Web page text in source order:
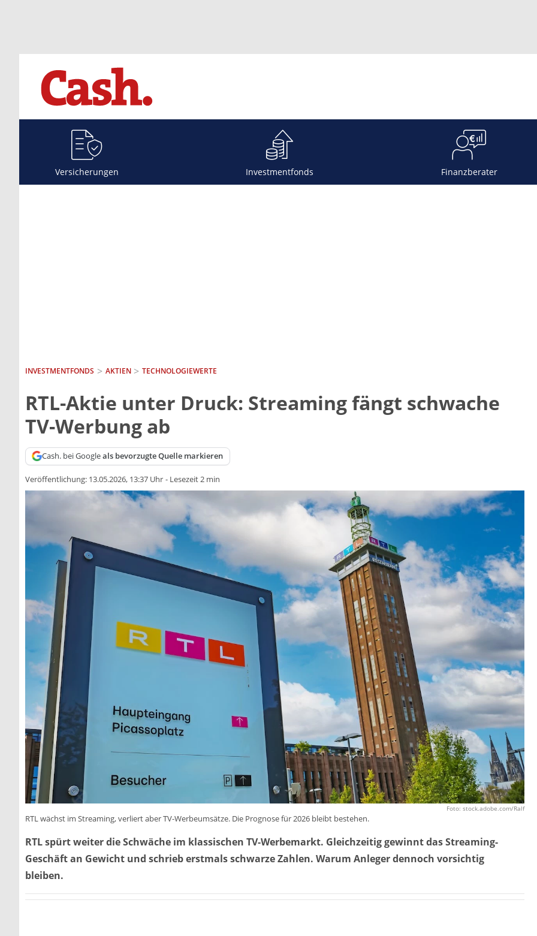
Versicherungen Investmentfonds Finanzberater
INVESTMENTFONDS AKTIEN TECHNOLOGIEWERTE
RTL-Aktie unter Druck: Streaming fängt schwache
TV-Werbung ab
Cash. bei Googleals bevorzugte Quelle markieren
Veröffentlichung: 13.05.2026, 13:37 Uhr - Lesezeit 2 min
Foto: stock.adobe.com/Ralf
RTL wächst im Streaming, verliert aber TV-Werbeumsätze. Die Prognose für 2026 bleibt bestehen.
RTL spürt weiter die Schwäche im klassischen TV-Werbemarkt. Gleichzeitig gewinnt das Streaming-
Geschäft an Gewicht und schrieb erstmals schwarze Zahlen. Warum Anleger dennoch vorsichtig
bleiben.